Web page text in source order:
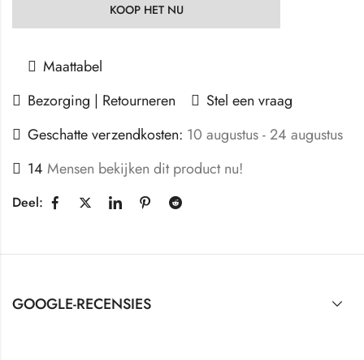
KOOP HET NU
Maattabel
Bezorging | Retourneren
Stel een vraag
Geschatte verzendkosten: 10 augustus - 24 augustus
14 Mensen bekijken dit product nu!
Deel:
GOOGLE-RECENSIES